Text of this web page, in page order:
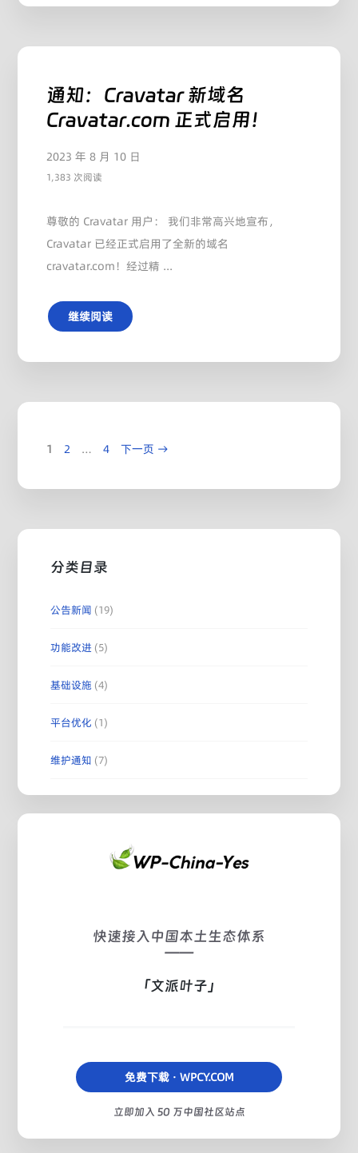
通知：Cravatar 新域名
Cravatar.com 正式启用！
2023 年 8 月 10 日
1,383 次阅读
尊敬的 Cravatar 用户： 我们非常高兴地宣布，
Cravatar 已经正式启用了全新的域名
cravatar.com！经过精 ...
继续阅读
页
1
页
2 …
页
4 下一页 →
分类目录
公告新闻 (19)
功能改进 (5)
基础设施(4)
平台优化 (1)
维护通知 (7)
快速接入中国本土生态体系
——
「文派叶子」
免费下载 · WPCY.COM
立即加入 50 万中国社区站点